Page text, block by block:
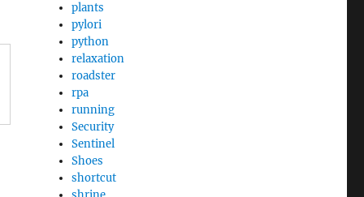
plants
pylori
python
relaxation
roadster
rpa
running
Security
Sentinel
Shoes
shortcut